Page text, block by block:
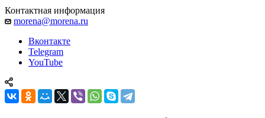
Контактная информация
morena@morena.ru
Вконтакте
Telegram
YouTube